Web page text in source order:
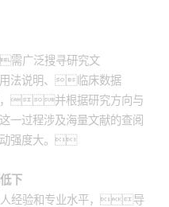
需广泛搜寻研究文
说明、临床数据
并根据研究方向与
过程涉及海量文献的查阅
强度大。
下
人经验和专业水平，导